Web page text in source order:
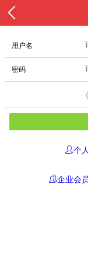
用户名
密码
个
企业会